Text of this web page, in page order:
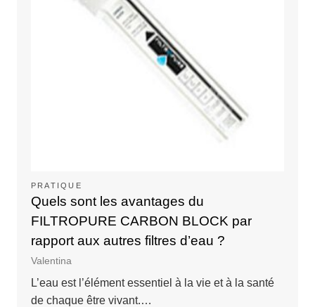
PRATIQUE
Quels sont les avantages du
FILTROPURE CARBON BLOCK par
rapport aux autres filtres d’eau ?
Valentina
L’eau est l’élément essentiel à la vie et à la santé
de chaque être vivant.…